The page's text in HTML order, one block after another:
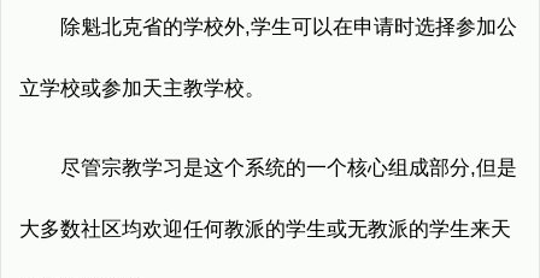
除魁北克省的学校外,学生可以在申请时选择参加公
立学校或参加天主教学校。
尽管宗教学习是这个系统的一个核心组成部分,但是
大多数社区均欢迎任何教派的学生或无教派的学生来天